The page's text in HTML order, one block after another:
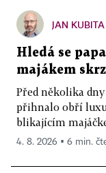
JAN KUBITA
Hledá se
majákem
Před několika
přihnalo obří
blikajícím
4. 8. 2026 ▪ 6 min.